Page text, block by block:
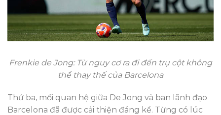
Frenkie de Jong: Từ nguy cơ ra đi đến trụ cột không
thể thay thế của Barcelona
Thứ ba, mối quan hệ giữa De Jong và ban lãnh đạo
Barcelona đã được cải thiện đáng kể. Từng có lúc